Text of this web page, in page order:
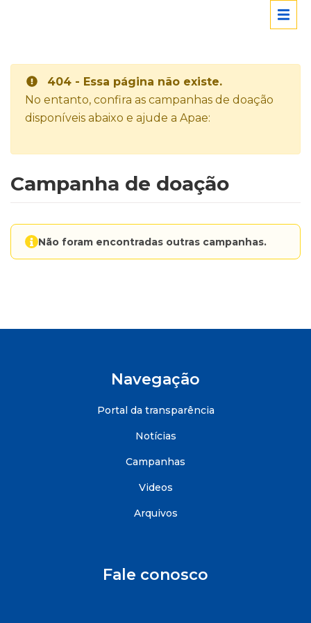
404 - Essa página não existe.
No entanto, confira as campanhas de doação
disponíveis abaixo e ajude a Apae:
Campanha de doação
Não foram encontradas outras campanhas.
Navegação
Portal da transparência
Notícias
Campanhas
Videos
Arquivos
Fale conosco